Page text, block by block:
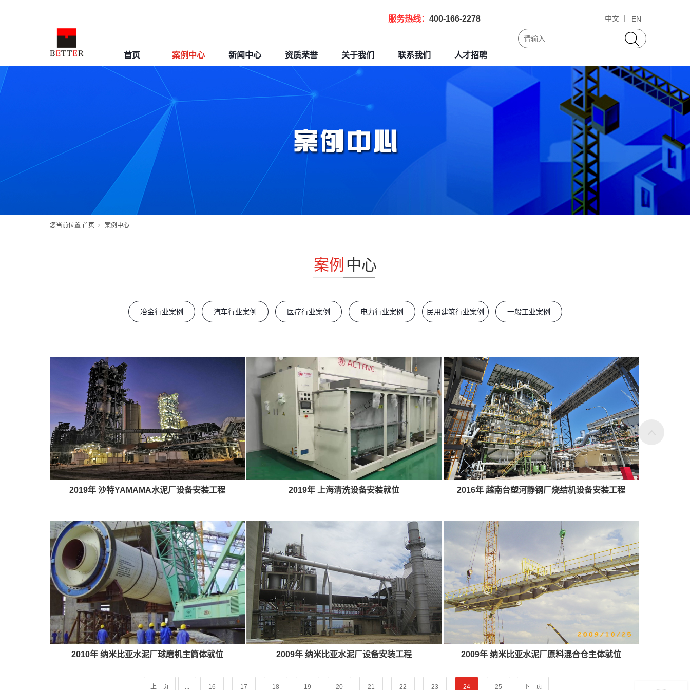
首页 案例中心 新闻中心 资质荣誉 关于我们 联系我们 人才招聘
服务热线： 400-166-2278 EN
中文 丨
您当前位置:首页 案例中心
案例 中心
冶金行业案例 汽车行业案例 医疗行业案例 电力行业案例 民用建筑行业案例 一般工业案例
2019年 沙特YAMAMA水泥厂设备安装工程 2019年 上海清洗设备安装就位 2016年 越南台塑河静钢厂烧结机设备安装工程
2010年 纳米比亚水泥厂球磨机主筒体就位 2009年 纳米比亚水泥厂设备安装工程 2009年 纳米比亚水泥厂原料混合仓主体就位
上一页 ... 16 17 18 19 20 21 22 23 24 25 下一页